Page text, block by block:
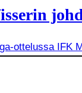
ottelussa IFK